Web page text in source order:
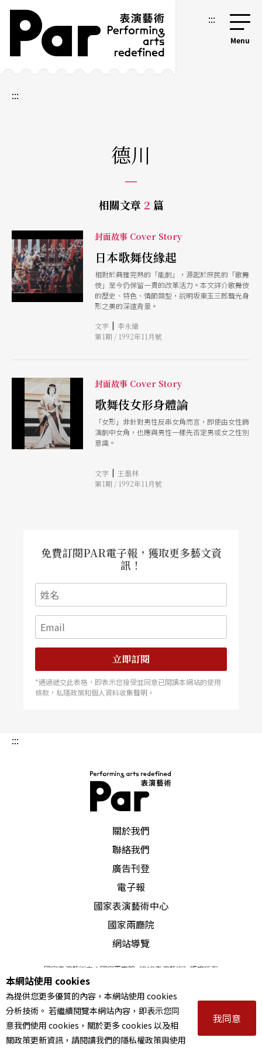
跳到主要內容區塊
網站導覽 :::
:::
德川
相關文章 2 篇
封面故事 Cover Story
日本歌舞伎緣起
相對於典雅完熟的「能劇」，源起於庶民的「歌舞
伎」至今仍保留一貫的改革活力。本文詳介歌舞伎
的歷史、特色、情節類型，説明坂東玉三郎聲光身
形之美的深遠背景。
文字 | 李永熾
第1期 / 1992年11月號
封面故事 Cover Story
歌舞伎女形身體論
「女形」非針對男性反串女角而言，即使由女性飾
演劇中女角，也應與男性一樣先否定男或女之性別
意識。
文字 | 王墨林
第1期 / 1992年11月號
免費訂閱PAR電子報，獲取更多藝文資
訊！
立即訂閱
*通過遞交此表格，即表示您接受並同意已閱讀本網站的使用
條款，私隱政策和個人資料收集聲明。
:::
關於我們
聯絡我們
廣告刊登
電子報
國家表演藝術中心
國家兩廳院
網站導覽
國家表演藝術中心國家兩廳院《PAR表演藝術》版權所有
© 2022Performing arts redefined. All Rights Reserved
統一編號 Tax Id number 00973926
本站所提供相關演出資訊，如有異動應以主辦單位公告為準。
服務條款｜隱私權聲明｜著作權聲明
本網站使用 cookies
為提供您更多優質的內容，本網站使用 cookies
分析技術。 若繼續閱覽本網站內容，即表示您同
意我們使用 cookies，關於更多 cookies 以及相
關政策更新資訊，請閱讀我們的隱私權政策與使用
我同意